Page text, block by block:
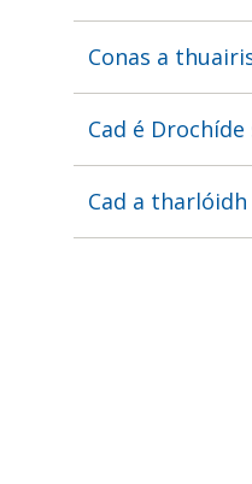
Conas a
Cad é
Cad a